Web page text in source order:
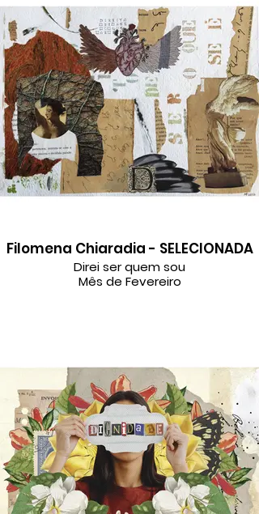
Filomena Chiaradia - SELECIONADA
Direi ser quem sou
Mês de Fevereiro